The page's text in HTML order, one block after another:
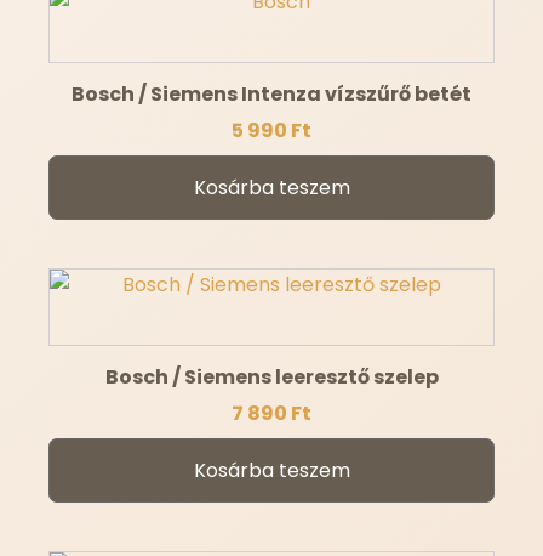
Bosch / Siemens Intenza vízszűrő betét
5 990 Ft
Kosárba teszem
Bosch / Siemens leeresztő szelep
7 890 Ft
Kosárba teszem